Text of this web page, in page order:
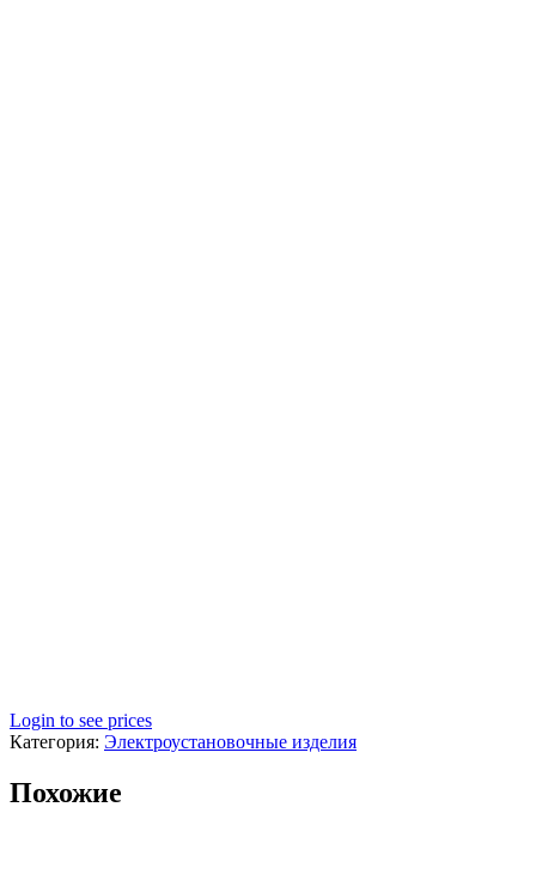
Login to see prices
Категория: Электроустановочные изделия
Похожие